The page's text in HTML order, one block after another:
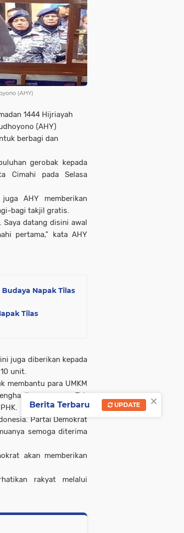
(AHY)
1444 Hijriayah
(AHY)
berbagi dan
gerobak kepada
Cimahi pada Selasa
AHY memberikan
bagi takjil gratis.
Saya datang disini awal
pertama,” kata AHY
Napak Tilas
Tilas
juga diberikan kepada
unit.
membantu para UMKM
menurun. Tak
Partai Demokrat
semoga diterima
akan memberikan
rakyat melalui
×
Berita Terbaru UPDATE